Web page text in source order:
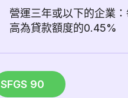
營運三年或以下的企業
高為貸款額度的0.45%
SFGS 90